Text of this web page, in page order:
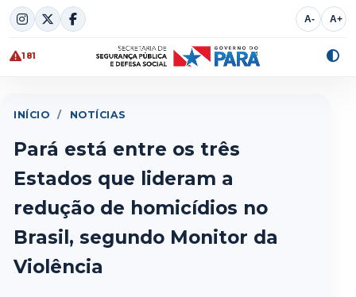
Skip
to
content
A- A+
181
INÍCIO / NOTÍCIAS
Pará está entre os três
Estados que lideram a
redução de homicídios no
Brasil, segundo Monitor da
Violência